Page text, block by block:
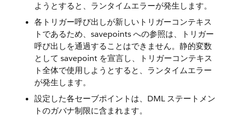
ようとすると、ランタイムエラーが発生します。
各トリガー呼び出しが新しいトリガーコンテキス
トであるため、savepoints への参照は、トリガー
呼び出しを通過することはできません。静的変数
として savepoint を宣言し、トリガーコンテキス
ト全体で使用しようとすると、ランタイムエラー
が発生します。
設定した各セーブポイントは、DML ステートメン
トのガバナ制限に含まれます。